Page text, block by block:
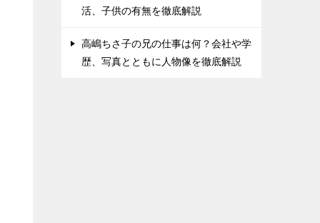
活、子供の有無を徹底解説
高嶋ちさ子の兄の仕事は何？会社や学
歴、写真とともに人物像を徹底解説